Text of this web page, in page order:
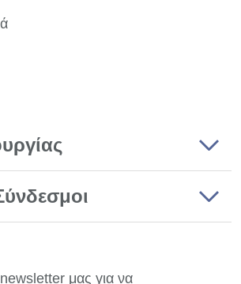
μας για να